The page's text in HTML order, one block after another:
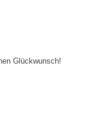
Glückwunsch!